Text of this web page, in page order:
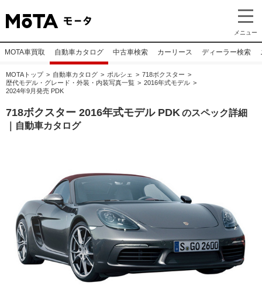
メニュー
MOTA車買取 自動車カタログ 中古車検索 カーリース ディーラー検索
MOTAトップ 自動車カタログ ポルシェ
718ボクスター
歴代モデル・グレード・外装・内装写真一覧
2016年式モデル
2024年9月発売 PDK
718ボクスター 2016年式モデル PDKのスペック詳細
｜自動車カタログ